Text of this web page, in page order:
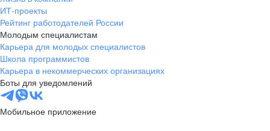
ИТ-проекты
Рейтинг работодателей России
Молодым специалистам
Карьера для молодых специалистов
Школа программистов
Карьера в некоммерческих организациях
Боты для уведомлений
Мобильное приложение